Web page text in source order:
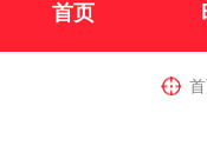
首页